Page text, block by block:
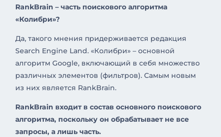
RankBrain – часть поискового алгоритма
«Колибри»?
Да, такого мнения придерживается редакция
Search Engine Land. «Колибри» – основной
алгоритм Google, включающий в себя множество
различных элементов (фильтров). Самым новым
из них является RankBrain.
RankBrain входит в состав основного поискового
алгоритма, поскольку он обрабатывает не все
запросы, а лишь часть.